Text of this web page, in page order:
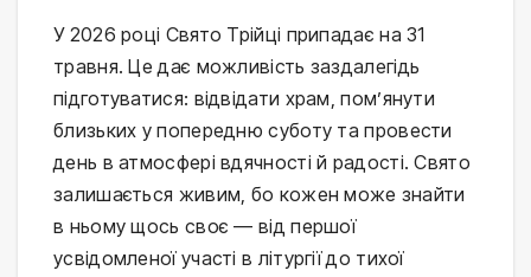
У 2026 році Свято Трійці припадає на 31
травня. Це дає можливість заздалегідь
підготуватися: відвідати храм, пом’янути
близьких у попередню суботу та провести
день в атмосфері вдячності й радості. Свято
залишається живим, бо кожен може знайти
в ньому щось своє — від першої
усвідомленої участі в літургії до тихої